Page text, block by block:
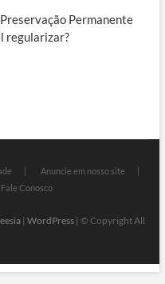
Permanente
regularizar?
Anuncie em nosso site
Fale Conosco
| WordPress| © Copyright All